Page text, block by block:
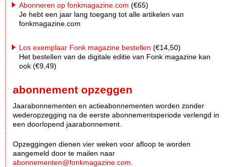
Abonneren op fonkmagazine.com (€65)
Je hebt een jaar lang toegang tot alle artikelen van
fonkmagazine.com
Los exemplaar Fonk magazine bestellen (€14,50)
Het bestellen van de digitale editie van Fonk magazine kan
ook (€9,49)
abonnement opzeggen
Jaarabonnementen en actieabonnementen worden zonder
wederopzegging na de eerste abonnementsperiode verlengd in
een doorlopend jaarabonnement.
Opzeggingen dienen vier weken voor afloop te worden
aangemeld door te mailen naar
abonnementen@fonkmagazine.com